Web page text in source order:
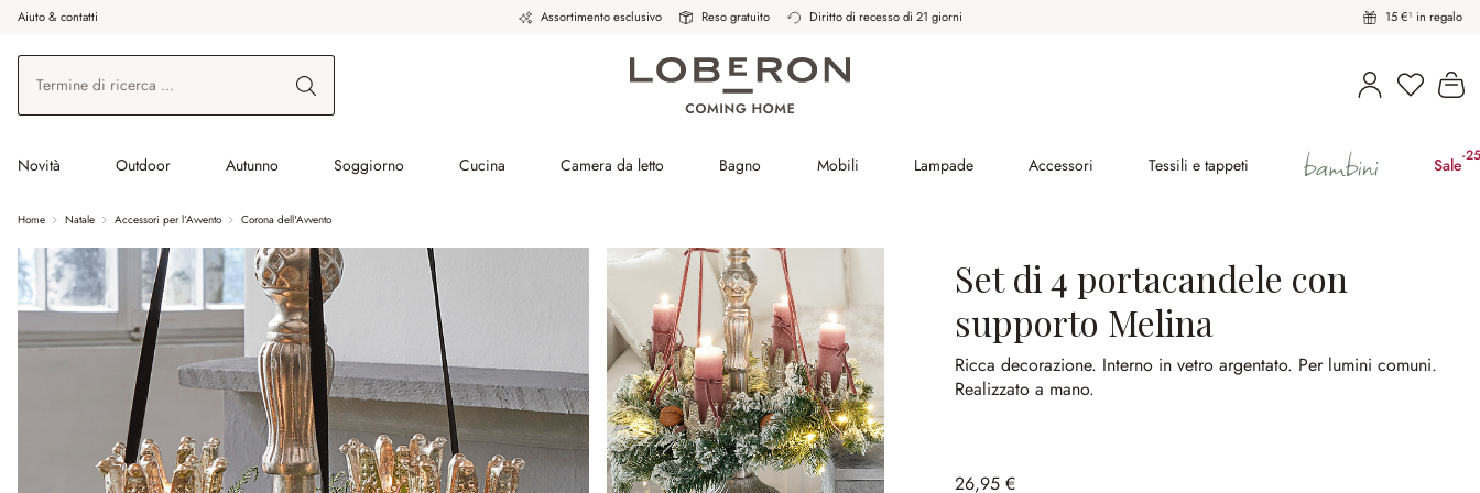
al contenuto principale
Vai alla ricerca
Vai alla navigazione principale
Aiuto & contatti Assortimento esclusivo Reso gratuito Diritto di recesso di 21 giorni 15 €¹ in regalo
Hai 0 Il
Novità Outdoor Autunno Soggiorno Cucina Camera da letto Bagno Mobili Lampade Accessori Tessili e tappeti bambini Sale-
Home Natale Accessori per l‘Avvento Corona dell'Avvento
Set di 4 portacandele con
supporto Melina
Ricca decorazione. Interno in vetro argentato. Per lumini comuni.
Realizzato a mano.
26,95 €